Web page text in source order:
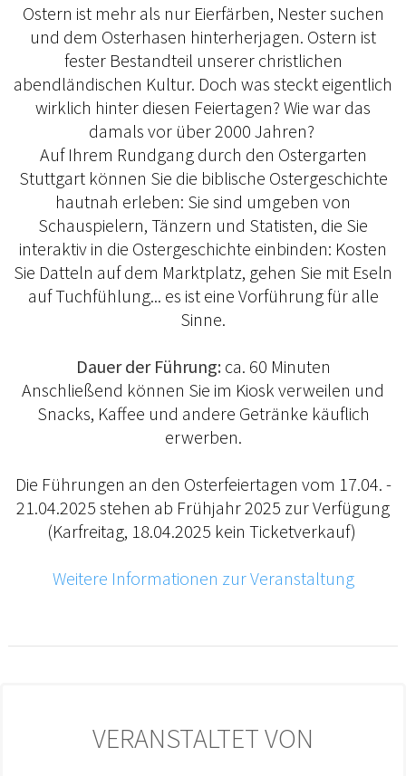
Ostern ist mehr als nur Eierfärben, Nester suchen
und dem Osterhasen hinterherjagen. Ostern ist
fester Bestandteil unserer christlichen
abendländischen Kultur. Doch was steckt eigentlich
wirklich hinter diesen Feiertagen? Wie war das
damals vor über 2000 Jahren?
Auf Ihrem Rundgang durch den Ostergarten
Stuttgart können Sie die biblische Ostergeschichte
hautnah erleben: Sie sind umgeben von
Schauspielern, Tänzern und Statisten, die Sie
interaktiv in die Ostergeschichte einbinden: Kosten
Sie Datteln auf dem Marktplatz, gehen Sie mit Eseln
auf Tuchfühlung... es ist eine Vorführung für alle
Sinne.
Dauer der Führung:ca. 60 Minuten
Anschließend können Sie im Kiosk verweilen und
Snacks, Kaffee und andere Getränke käuflich
erwerben.
Die Führungen an den Osterfeiertagen vom 17.04. -
21.04.2025 stehen ab Frühjahr 2025 zur Verfügung
(Karfreitag, 18.04.2025 kein Ticketverkauf)
Weitere Informationen zur Veranstaltung
VERANSTALTET VON